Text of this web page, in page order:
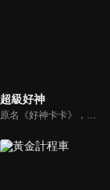
超級好神
原名《好神卡卡》，後改名為《超級好神》，是一檔益智類綜藝節目，由「A咖天王」徐乃麟搭配黃鐙輝主持。「好神智慧王」、「好神記憶王」、「誰是爆點王」、「好神送好禮」四個單元，讓來賓一較高下。比反應，比記憶，比機智，比膽識，幸運女神的眷顧與遠離永遠都是個未知數！